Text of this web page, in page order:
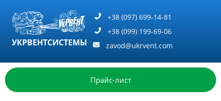
содержимому
УКРВЕНТСИСТЕМЫ
+38 (097) 699-14-81
+38 (099) 199-69-06
zavod@ukrvent.com
Прайс-лист